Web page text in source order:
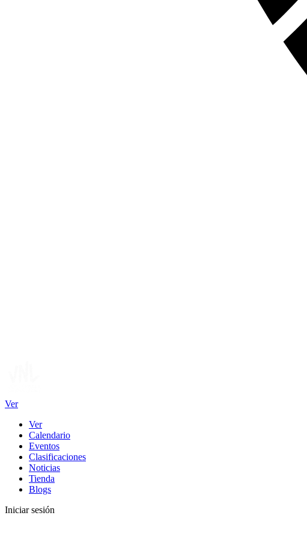
Ver
Ver
Calendario
Eventos
Clasificaciones
Noticias
Tienda
Blogs
Iniciar sesión